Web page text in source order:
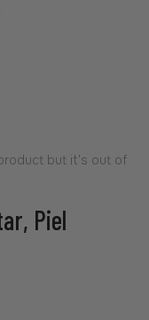
but it's out of
Piel